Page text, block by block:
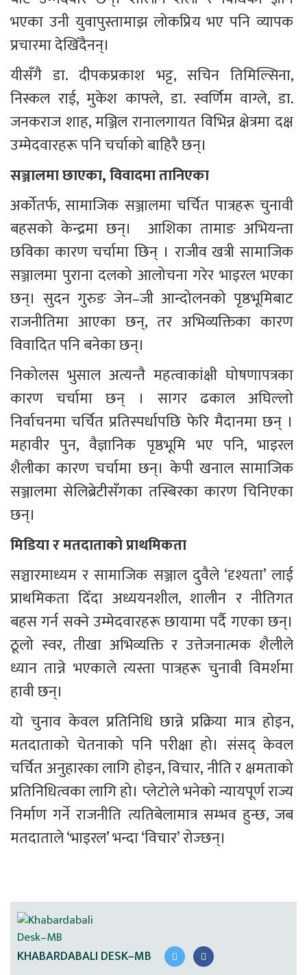
भएका उनी युवापुस्तामाझ लोकप्रिय भए पनि व्यापक
प्रचारमा देखिँदैनन्।
यीसँगै डा. दीपकप्रकाश भट्ट, सचिन तिमिल्सिना,
निस्कल राई, मुकेश काफ्ले, डा. स्वर्णिम वाग्ले, डा.
जनकराज शाह, मञ्जिल रानालगायत विभिन्न क्षेत्रमा दक्ष
उम्मेदवारहरू पनि चर्चाको बाहिरै छन्।
सञ्जालमा छाएका, विवादमा तानिएका
अर्कोतर्फ, सामाजिक सञ्जालमा चर्चित पात्रहरू चुनावी
बहसको केन्द्रमा छन्।  आशिका तामाङ अभियन्ता
छविका कारण चर्चामा छिन् । राजीव खत्री सामाजिक
सञ्जालमा पुराना दलको आलोचना गरेर भाइरल भएका
छन्। सुदन गुरुङ जेन–जी आन्दोलनको पृष्ठभूमिबाट
राजनीतिमा आएका छन्, तर अभिव्यक्तिका कारण
विवादित पनि बनेका छन्।
निकोलस भुसाल अत्यन्तै महत्वाकांक्षी घोषणापत्रका
कारण चर्चामा छन् । सागर ढकाल अघिल्लो
निर्वाचनमा चर्चित प्रतिस्पर्धापछि फेरि मैदानमा छन् ।
महावीर पुन, वैज्ञानिक पृष्ठभूमि भए पनि, भाइरल
शैलीका कारण चर्चामा छन्। केपी खनाल सामाजिक
सञ्जालमा सेलिब्रेटीसँगका तस्बिरका कारण चिनिएका
छन्।
मिडिया र मतदाताको प्राथमिकता
सञ्चारमाध्यम र सामाजिक सञ्जाल दुवैले ‘दृश्यता’ लाई
प्राथमिकता दिँदा अध्ययनशील, शालीन र नीतिगत
बहस गर्न सक्ने उम्मेदवारहरू छायामा पर्दै गएका छन्।
ठूलो स्वर, तीखा अभिव्यक्ति र उत्तेजनात्मक शैलीले
ध्यान तान्ने भएकाले त्यस्ता पात्रहरू चुनावी विमर्शमा
हावी छन्।
यो चुनाव केवल प्रतिनिधि छान्ने प्रक्रिया मात्र होइन,
मतदाताको चेतनाको पनि परीक्षा हो। संसद् केवल
चर्चित अनुहारका लागि होइन, विचार, नीति र क्षमताको
प्रतिनिधित्वका लागि हो। प्लेटोले भनेको न्यायपूर्ण राज्य
निर्माण गर्ने राजनीति त्यतिबेलामात्र सम्भव हुन्छ, जब
मतदाताले ‘भाइरल’ भन्दा ‘विचार’ रोज्छन्।
KHABARDABALI DESK–MB